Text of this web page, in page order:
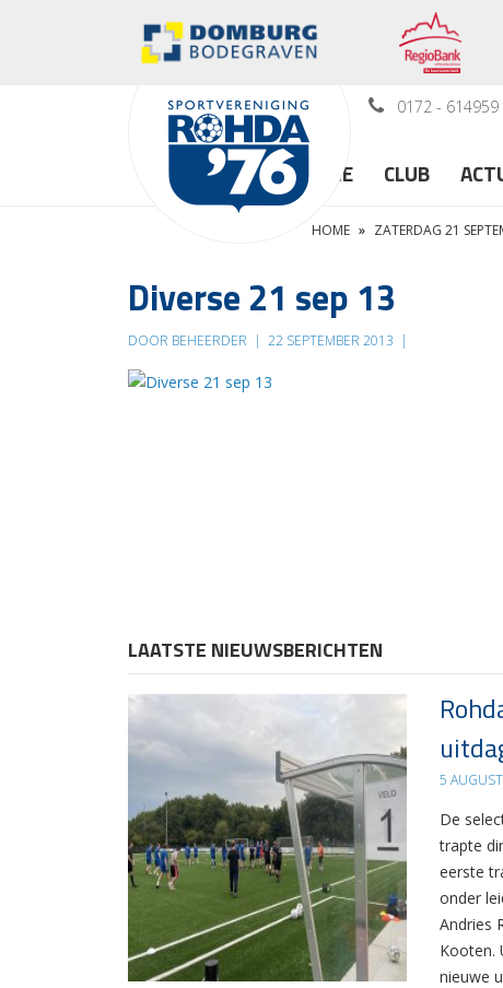
0172 - 614959
HOME CLUB
HOME » ZATERDAG 21
Diverse 21 sep 13
DOOR BEHEERDER | 22 SEPTEMBER 2013 |
LAATSTE NIEUWSBERICHTEN
5
De
trapte
eerste
onder
Andries
Kooten.
nieuwe